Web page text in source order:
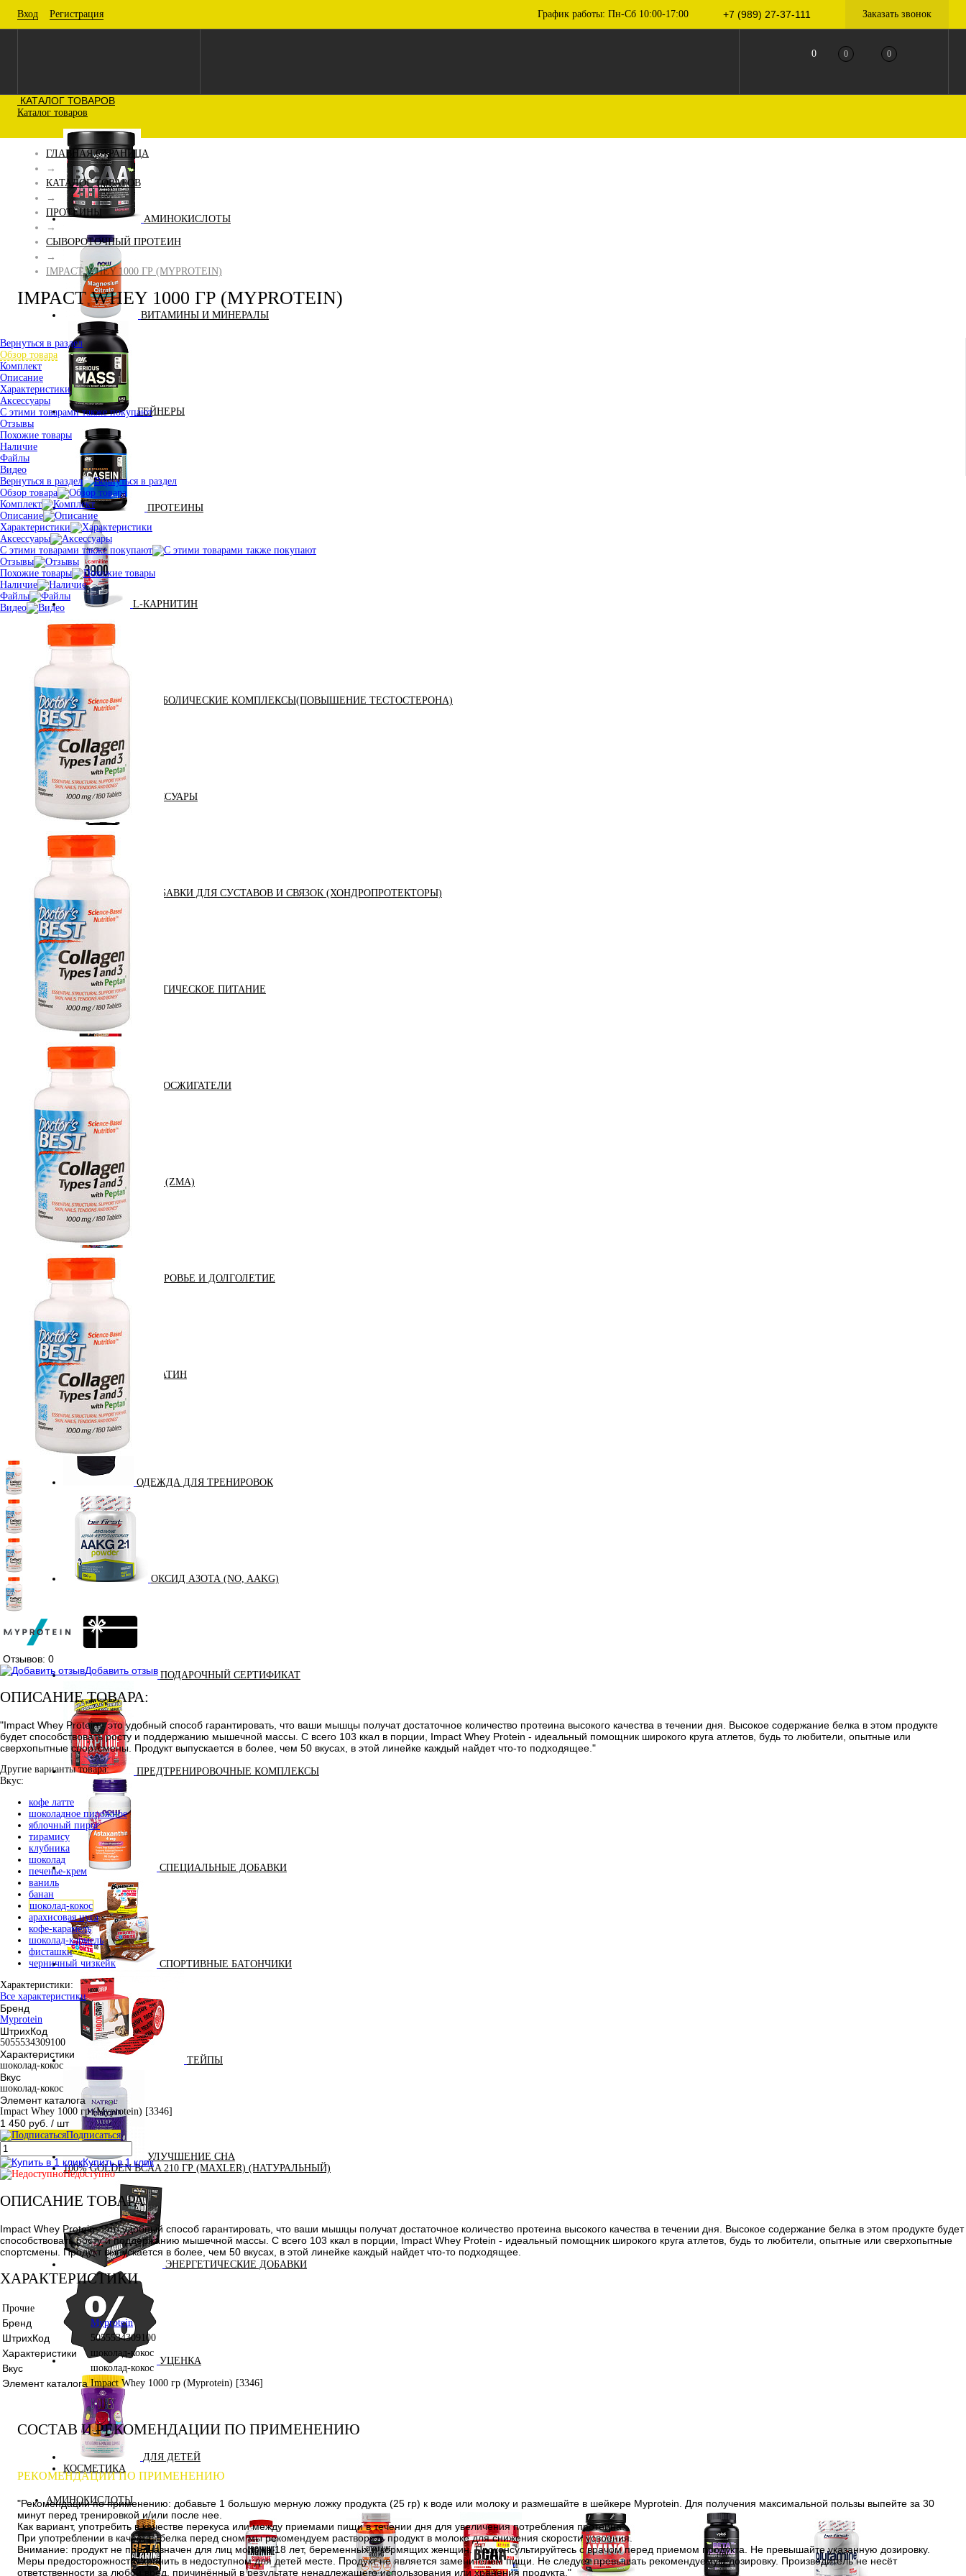
Вход Регистрация График работы: Пн-Сб 10:00-17:00 +7 (989) 27-37-111 Заказать звонок
0 0 0
КАТАЛОГ ТОВАРОВ
Каталог товаров
АМИНОКИСЛОТЫ
ВИТАМИНЫ И МИНЕРАЛЫ
ГЕЙНЕРЫ
ПРОТЕИНЫ
L-КАРНИТИН
АНАБОЛИЧЕСКИЕ КОМПЛЕКСЫ(ПОВЫШЕНИЕ ТЕСТОСТЕРОНА)
АКСЕССУАРЫ
ДОБАВКИ ДЛЯ СУСТАВОВ И СВЯЗОК (ХОНДРОПРОТЕКТОРЫ)
ДИЕТИЧЕСКОЕ ПИТАНИЕ
ЖИРОСЖИГАТЕЛИ
ЗМА (ZMA)
ЗДОРОВЬЕ И ДОЛГОЛЕТИЕ
КРЕАТИН
KETO
ОДЕЖДА ДЛЯ ТРЕНИРОВОК
ОКСИД АЗОТА (NO, AAKG)
ПОДАРОЧНЫЙ СЕРТИФИКАТ
ПРЕДТРЕНИРОВОЧНЫЕ КОМПЛЕКСЫ
СПЕЦИАЛЬНЫЕ ДОБАВКИ
СПОРТИВНЫЕ БАТОНЧИКИ
ТЕЙПЫ
УЛУЧШЕНИЕ СНА
100% GOLDEN BCAA 210 ГР (MAXLER) (НАТУРАЛЬНЫЙ)
ЭНЕРГЕТИЧЕСКИЕ ДОБАВКИ
УЦЕНКА
ДЛЯ ДЕТЕЙ
КОСМЕТИКА
АМИНОКИСЛОТЫ
ГЛАВНАЯ СТРАНИЦА
→
КАТАЛОГ ТОВАРОВ
→
ПРОТЕИНЫ
→
СЫВОРОТОЧНЫЙ ПРОТЕИН
→
IMPACT WHEY 1000 ГР (MYPROTEIN)
IMPACT WHEY 1000 ГР (MYPROTEIN)
Вернуться в раздел
Обзор товара
Комплект
Описание
Характеристики
Аксессуары
С этими товарами также покупают
Отзывы
Похожие товары
Наличие
Файлы
Видео
Вернуться в раздел
Обзор товара
Комплект
Описание
Характеристики
Аксессуары
С этими товарами также покупают
Отзывы
Похожие товары
Наличие
Файлы
Видео
Отзывов: 0
Добавить отзыв
ОПИСАНИЕ ТОВАРА:
"Impact Whey Protein - это удобный способ гарантировать, что ваши мышцы получат достаточное количество протеина высокого качества в течении дня. Высокое содержание белка в этом продукте
будет способствовать росту и поддержанию мышечной массы. С всего 103 ккал в порции, Impact Whey Protein - идеальный помощник широкого круга атлетов, будь то любители, опытные или
сверхопытные спортсмены. Продукт выпускается в более, чем 50 вкусах, в этой линейке каждый найдет что-то подходящее."
Другие варианты товара:
Вкус:
кофе латте
шоколадное пирожное
яблочный пирог
тирамису
клубника
шоколад
печенье-крем
ваниль
банан
шоколад-кокос
арахисовая нуга
кофе-карамель
шоколад-кармель
фисташки
черничный чизкейк
Характеристики:
Все характеристики
Бренд
Myprotein
ШтрихКод
5055534309100
Характеристики
шоколад-кокос
Вкус
шоколад-кокос
Элемент каталога
Impact Whey 1000 гр (Myprotein) [3346]
1 450 руб. / шт
Подписаться
Купить в 1 клик
Недоступно
ОПИСАНИЕ ТОВАРА
Impact Whey Protein- это удобный способ гарантировать, что ваши мышцы получат достаточное количество протеина высокого качества в течении дня. Высокое содержание белка в этом продукте будет
способствовать росту и поддержанию мышечной массы. С всего 103 ккал в порции, Impact Whey Protein - идеальный помощник широкого круга атлетов, будь то любители, опытные или сверхопытные
спортсмены. Продукт выпускается в более, чем 50 вкусах, в этой линейке каждый найдет что-то подходящее.
ХАРАКТЕРИСТИКИ
Прочие
Бренд Myprotein
ШтрихКод 5055534309100
Характеристики шоколад-кокос
Вкус шоколад-кокос
Элемент каталога Impact Whey 1000 гр (Myprotein) [3346]
СОСТАВ И РЕКОМЕНДАЦИИ ПО ПРИМЕНЕНИЮ
РЕКОМЕНДАЦИИ ПО ПРИМЕНЕНИЮ
"Рекомендации по применению: добавьте 1 большую мерную ложку продукта (25 гр) к воде или молоку и размешайте в шейкере Myprotein. Для получения максимальной пользы выпейте за 30
минут перед тренировкой и/или после нее.
Как вариант, употребить в качестве перекуса или между приемами пищи в течении дня для увеличения потребления протеина.
При употреблении в качества белка перед сном мы рекомендуем растворять продукт в молоке для снижения скорости усвоения.
Внимание: продукт не предназначен для лиц моложе 18 лет, беременных и кормящих женщин. Проконсультируйтесь с врачом перед приемом продукта. Не превышайте указанную дозировку.
Меры предосторожности: хранить в недоступном для детей месте. Продукт не является заменителем пищи. Не следует превышать рекомендуемую дозировку. Производитель не несёт
ответственности за любой вред, причинённый в результате ненадлежащего использования или хранения продукта."